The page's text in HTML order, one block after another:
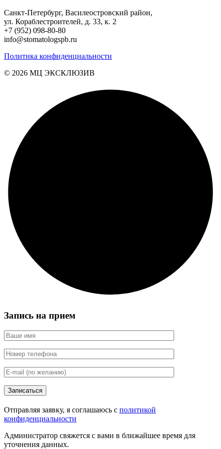
Санкт-Петербург, Василеостровский район,
ул. Кораблестроителей, д. 33, к. 2
+7 (952) 098-80-80
info@stomatologspb.ru
Политика конфиденциальности
© 2026 MЦ ЭКСКЛЮЗИВ
Запись на прием
Записаться
Отправляя заявку, я соглашаюсь с политикой
конфиденциальности
Администратор свяжется с вами в ближайшее время для
уточнения данных.